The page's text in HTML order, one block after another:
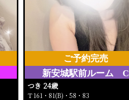
新安城駅前ルーム C
ご予約完売
つき 24歳
Ｔ161・81(B)・58・83